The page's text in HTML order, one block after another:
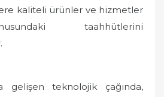
kaliteli ürünler ve hizmetler
taahhütlerini
gelişen teknolojik çağında,